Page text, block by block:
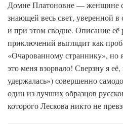
Домне Платоновне — женщине
знающей весь свет, уверенной в
и при этом сводне. Описание её
приключений выглядит как
«Очарованному страннику», но
это меня взорвало! Сверзну я
удержалась») совершенно
один из лучших образцов
которого Лескова никто не